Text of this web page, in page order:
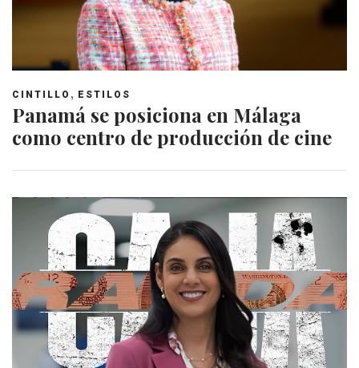
CINTILLO , ESTILOS
Panamá se posiciona en Málaga
como centro de producción de cine